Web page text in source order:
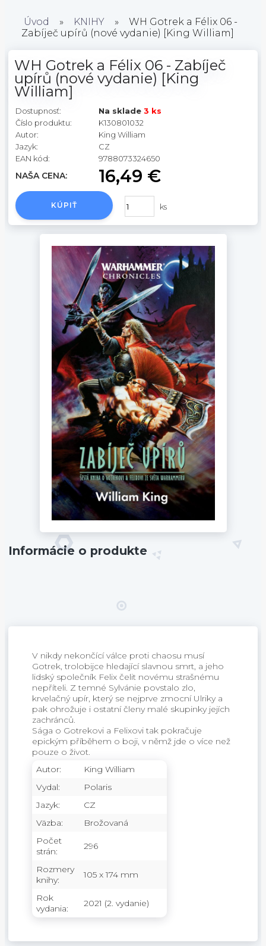
Úvod » KNIHY »
WH Gotrek a Félix 06 -
Zabíječ upírů (nové vydanie) [King William]
WH Gotrek a Félix 06 - Zabíječ
upírů (nové vydanie) [King
William]
Dostupnosť: Na sklade 3 ks
Číslo produktu:
K130801032
Autor:
King William
Jazyk:
CZ
EAN kód:
9788073324650
NAŠA CENA: 16,49 €
ks
KÚPIŤ
Informácie o produkte
V nikdy nekončící válce proti chaosu musí
Gotrek, trolobijce hledající slavnou smrt, a jeho
lidský společník Felix čelit novému strašnému
nepříteli. Z temné Sylvánie povstalo zlo,
krvelačný upír, který se nejprve zmocní Ulriky a
pak ohrožuje i ostatní členy malé skupinky jejích
zachránců.
Sága o Gotrekovi a Felixovi tak pokračuje
epickým příběhem o boji, v němž jde o více než
pouze o život.
Autor:
King William
Vydal:
Polaris
Jazyk:
CZ
Väzba:
Brožovaná
Počet
strán:
296
Rozmery
knihy:
105 x 174 mm
Rok
vydania:
2021 (2. vydanie)